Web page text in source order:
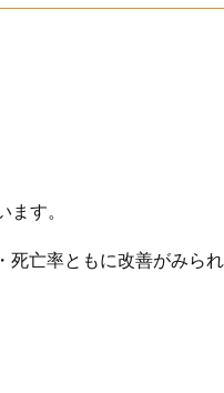
す。
死亡率ともに改善がみられ